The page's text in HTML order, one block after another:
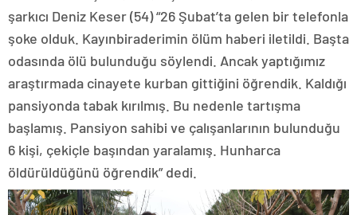
şarkıcı Deniz Keser (54) “26 Şubat’ta gelen bir telefonla
şoke olduk. Kayınbiraderimin ölüm haberi iletildi. Başta
odasında ölü bulunduğu söylendi. Ancak yaptığımız
araştırmada cinayete kurban gittiğini öğrendik. Kaldığı
pansiyonda tabak kırılmış. Bu nedenle tartışma
başlamış. Pansiyon sahibi ve çalışanlarının bulunduğu
6 kişi, çekiçle başından yaralamış. Hunharca
öldürüldüğünü öğrendik” dedi.